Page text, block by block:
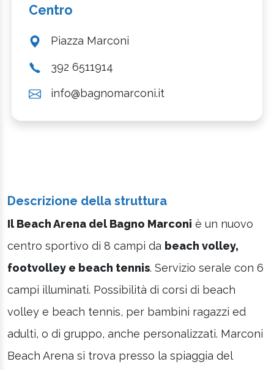
Centro
Piazza Marconi
392 6511914
info@bagnomarconi.it
Descrizione della struttura
Il Beach Arena del Bagno Marconi è un nuovo
centro sportivo di 8 campi da beach volley,
footvolley e beach tennis. Servizio serale con 6
campi illuminati. Possibilità di corsi di beach
volley e beach tennis, per bambini ragazzi ed
adulti, o di gruppo, anche personalizzati. Marconi
Beach Arena si trova presso la spiaggia del